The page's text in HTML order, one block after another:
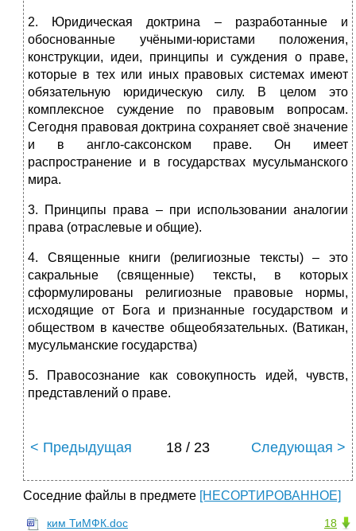
2. Юридическая доктрина – разработанные и
обоснованные учёными-юристами по­ложения,
конструкции, идеи, принципы и суждения о праве,
которые в тех или иных правовых системах имеют
обязательную юридическую силу. В целом это
комплексное суждение по правовым вопросам.
Сегодня правовая доктрина сохраняет своё значение
и в англо-саксонском праве. Он имеет
распространение и в государствах мусульманского
мира.
3. Принципы права – при использовании аналогии
права (отраслевые и общие).
4. Священные книги (религиозные тексты) – это
сакральные (священные) тексты, в которых
сформулированы религиозные правовые нормы,
исходящие от Бога и признанные государством и
обществом в качестве общеобязательных. (Ватикан,
мусульманские государства)
5. Правосознание как совокупность идей, чувств,
представлений о праве.
< Предыдущая 18 / 23 Следующая >
Соседние файлы в предмете [НЕСОРТИРОВАННОЕ]
18
ким ТиМФК.doc